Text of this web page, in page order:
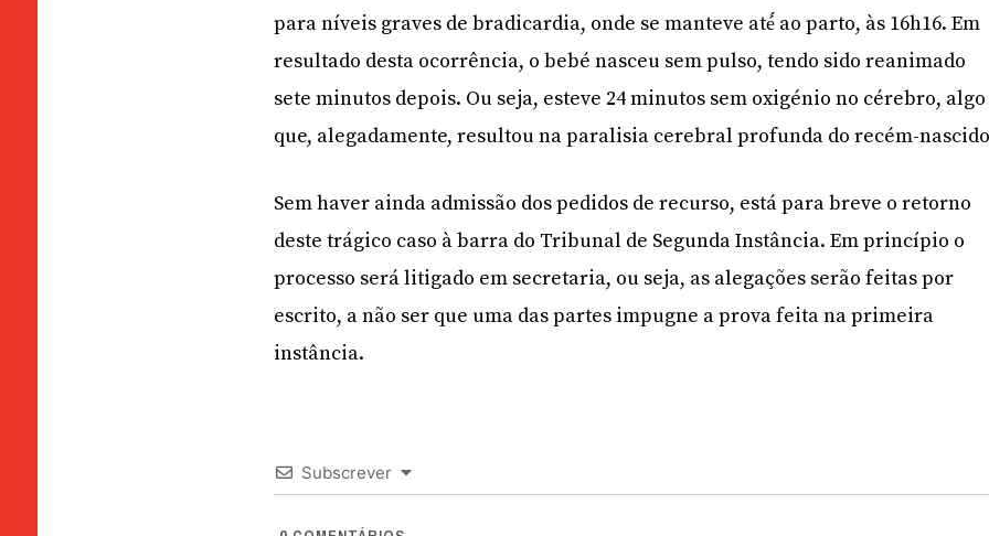
para níveis graves de bradicardia, onde se manteve até́ ao parto, às 16h16. Em
resultado desta ocorrência, o bebé nasceu sem pulso, tendo sido reanimado
sete minutos depois. Ou seja, esteve 24 minutos sem oxigénio no cérebro, algo
que, alegadamente, resultou na paralisia cerebral profunda do recém-
Sem haver ainda admissão dos pedidos de recurso, está para breve o retorno
deste trágico caso à barra do Tribunal de Segunda Instância. Em princípio o
processo será litigado em secretaria, ou seja, as alegações serão feitas por
escrito, a não ser que uma das partes impugne a prova feita na primeira
instância.
Subscrever